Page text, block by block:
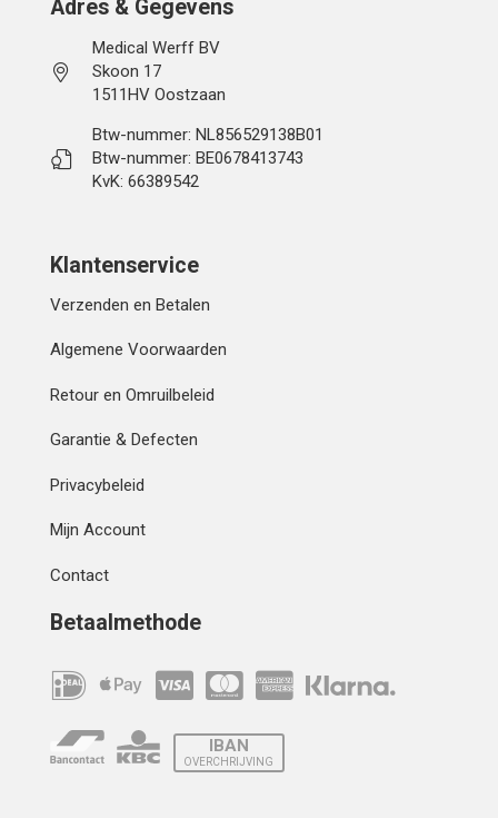
Adres & Gegevens
Medical Werff BV
Skoon 17
1511HV Oostzaan
Btw-nummer: NL856529138B01
Btw-nummer: BE0678413743
KvK: 66389542
Klantenservice
Verzenden en Betalen
Algemene Voorwaarden
Retour en Omruilbeleid
Garantie & Defecten
Privacybeleid
Mijn Account
Contact
Betaalmethode
IBAN
OVERCHRIJVING